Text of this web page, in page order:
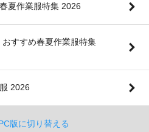
夏作業服特集 2026
すすめ春夏作業服特集
2026
版に切り替える